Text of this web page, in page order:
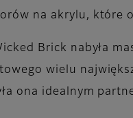
na akrylu, które
Brick nabyła
wielu
ona idealnym